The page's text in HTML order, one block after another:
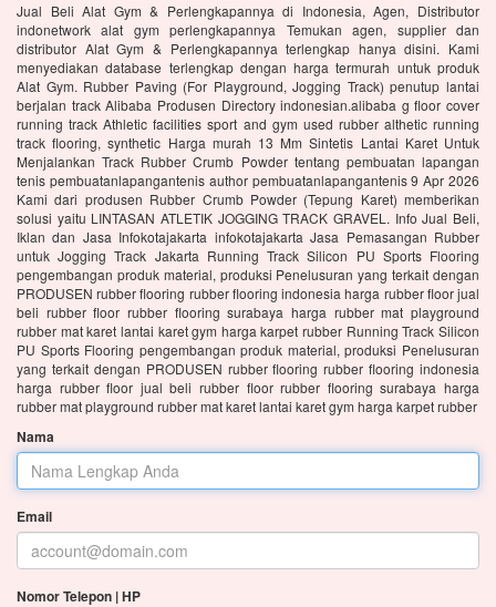
Jual Beli Alat Gym & Perlengkapannya di Indonesia, Agen, Distributor
indonetwork alat gym perlengkapannya Temukan agen, supplier dan
distributor Alat Gym & Perlengkapannya terlengkap hanya disini. Kami
menyediakan database terlengkap dengan harga termurah untuk produk
Alat Gym. Rubber Paving (For Playground, Jogging Track) penutup lantai
berjalan track Alibaba Produsen Directory indonesian.alibaba g floor cover
running track Athletic facilities sport and gym used rubber althetic running
track flooring, synthetic Harga murah 13 Mm Sintetis Lantai Karet Untuk
Menjalankan Track Rubber Crumb Powder tentang pembuatan lapangan
tenis pembuatanlapangantenis author pembuatanlapangantenis 9 Apr 2026
Kami dari produsen Rubber Crumb Powder (Tepung Karet) memberikan
solusi yaitu LINTASAN ATLETIK JOGGING TRACK GRAVEL. Info Jual Beli,
Iklan dan Jasa Infokotajakarta infokotajakarta Jasa Pemasangan Rubber
untuk Jogging Track Jakarta Running Track Silicon PU Sports Flooring
pengembangan produk material, produksi Penelusuran yang terkait dengan
PRODUSEN rubber flooring rubber flooring indonesia harga rubber floor jual
beli rubber floor rubber flooring surabaya harga rubber mat playground
rubber mat karet lantai karet gym harga karpet rubber Running Track Silicon
PU Sports Flooring pengembangan produk material, produksi Penelusuran
yang terkait dengan PRODUSEN rubber flooring rubber flooring indonesia
harga rubber floor jual beli rubber floor rubber flooring surabaya harga
rubber mat playground rubber mat karet lantai karet gym harga karpet rubber
Nama
Email
Nomor Telepon | HP